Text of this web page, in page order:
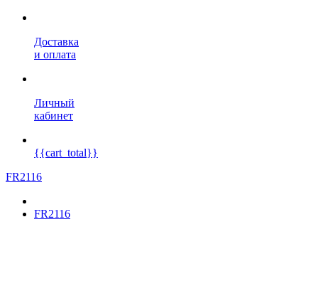
Доставка
и оплата
Личный
кабинет
{{cart_total}}
FR2116
FR2116